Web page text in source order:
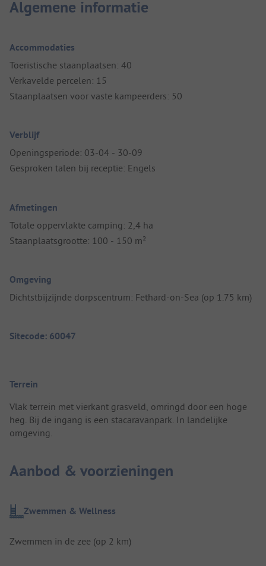
Algemene informatie
Accommodaties
Toeristische staanplaatsen: 40
Verkavelde percelen: 15
Staanplaatsen voor vaste kampeerders: 50
Verblijf
Openingsperiode: 03-04 - 30-09
Gesproken talen bij receptie: Engels
Afmetingen
Totale oppervlakte camping: 2,4 ha
Staanplaatsgrootte: 100 - 150 m²
Omgeving
Dichtstbijzijnde dorpscentrum: Fethard-on-Sea (op 1.75 km)
Sitecode: 60047
Terrein
Vlak terrein met vierkant grasveld, omringd door een hoge
heg. Bij de ingang is een stacaravanpark. In landelijke
omgeving.
Aanbod & voorzieningen
Zwemmen & Wellness
Zwemmen in de zee (op 2 km)